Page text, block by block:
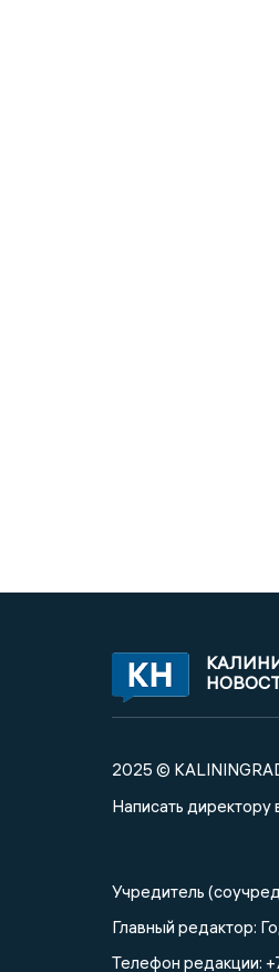
2025 ©
Написать директору
Учредитель
Главный редактор:
Телефон редакции: